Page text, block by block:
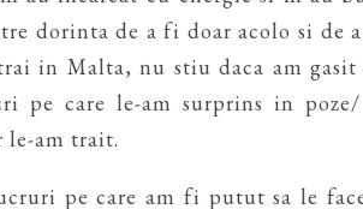
dorinta de a fi doar acolo si de a
in Malta, nu stiu daca am
pe care le-am surprins in
le-am trait.
pe care am fi putut sa le